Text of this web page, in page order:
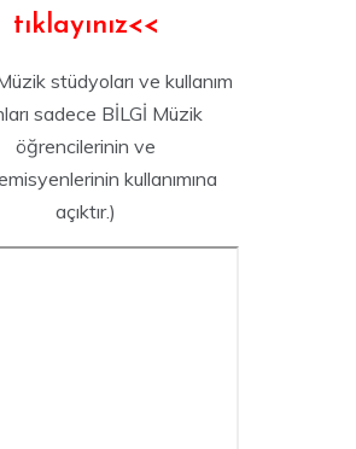
tıklayınız<<
stüdyoları ve kullanım
sadece BİLGİ Müzik
öğrencilerinin ve
kullanımına
açıktır.)